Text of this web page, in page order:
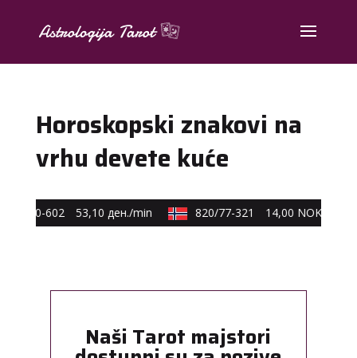
Horoskopski znakovi na
vrhu devete kuće
40-602 53,10 ден./min 820/77-321 14,00 NOK/min
Naši Tarot majstori